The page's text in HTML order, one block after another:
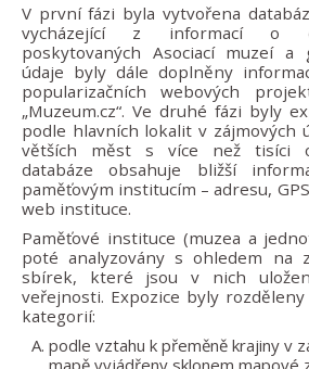
V první fázi byla vytvořena
vycházející z informací o
poskytovaných Asociací muzeí a
údaje byly dále doplněny
popularizačních webových
„Muzeum.cz“. Ve druhé fázi byly
podle hlavních lokalit v zájmových
větších měst s více než tisíci
databáze obsahuje bližší
paměťovým institucím – adresu,
web instituce.
Paměťové instituce (muzea a
poté analyzovány s ohledem na
sbírek, které jsou v nich
veřejnosti. Expozice byly
kategorií:
podle vztahu k přeměně krajiny v
mapě vyjádřeny sklonem mapové